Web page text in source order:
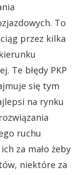
To
przez kilka
Te błędy PKP
się tym
na rynku
ruchu
za mało żeby
niektóre za